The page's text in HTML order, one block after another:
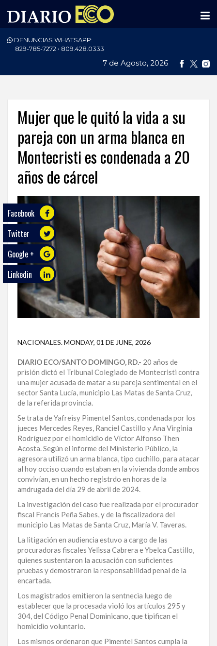
DENUNCIAS WHATSAPP:
829-785-7272 • 809.428.0333
7 de Agosto, 2026
PORTADA
ECONOMÍA
DEPORTES
ENTRETENIMIENTO
SALUD
TECNOLOGÍA
ECO
PLAY
TRABAJOS
DE
INVESTIGACIÓN
PROVINCIAS
NACIONAL
SANTO
DOMINGO
SANTIAGO
SAN
JUAN
LA
ALTAGRACIA
PUERTO
PLATA
CONTÁCTENOS
Mujer que le quitó la vida a su
pareja con un arma blanca en
Montecristi es condenada a 20
años de cárcel
Facebook
Twitter
Google +
Linkedin
NACIONALES.MONDAY, 01 DE JUNE, 2026
DIARIO ECO/SANTO DOMINGO, RD.- 20 años de
prisión dictó el Tribunal Colegiado de Montecristi contra
una mujer acusada de matar a su pareja sentimental en el
sector Santa Lucía, municipio Las Matas de Santa Cruz,
de la referida provincia.
Se trata de Yafreisy Pimentel Santos, condenada por los
jueces Mercedes Reyes, Ranciel Castillo y Ana Virginia
Rodríguez por el homicidio de Víctor Alfonso Then
Acosta. Según el informe del Ministerio Público, la
agresora utilizó un arma blanca, tipo cuchillo, para atacar
al hoy occiso cuando estaban en la vivienda donde ambos
convivían, en un hecho registrdo en horas de la
amdrugada del día 29 de abril de 2024.
La investigación del caso fue realizada por el procurador
fiscal Francis Peña Sabes, y de la fiscalizadora del
municipio Las Matas de Santa Cruz, María V. Taveras.
La litigación en audiencia estuvo a cargo de las
procuradoras fiscales Yelissa Cabrera e Ybelca Castillo,
quienes sustentaron la acusación con suficientes
pruebas y demostraron la responsabilidad penal de la
encartada.
Los magistrados emitieron la sentnecia luego de
establecer que la procesada violó los artículos 295 y
304, del Código Penal Dominicano, que tipifican el
homicidio voluntario.
Los mismos ordenaron que Pimentel Santos cumpla la